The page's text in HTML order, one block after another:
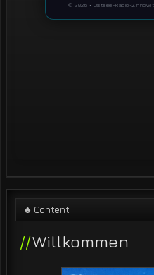
♣ Content
Willkommen